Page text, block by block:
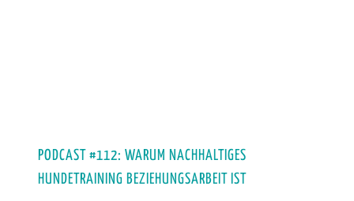
PODCAST #112: WARUM NACHHALTIGES
HUNDETRAINING BEZIEHUNGSARBEIT IST